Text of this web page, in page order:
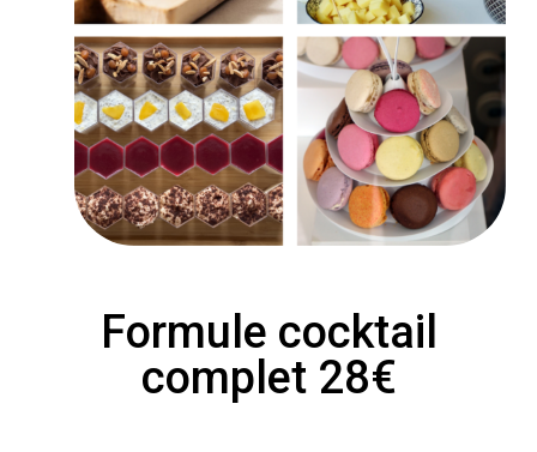
Formule cocktail
complet 28€